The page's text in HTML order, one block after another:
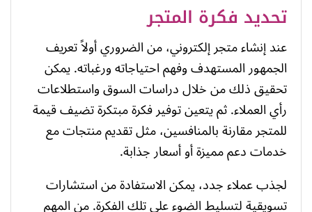
تحديد فكرة المتجر
عند إنشاء متجر إلكتروني، من الضروري أولاً تعريف
الجمهور المستهدف وفهم احتياجاته ورغباته. يمكن
تحقيق ذلك من خلال دراسات السوق واستطلاعات
رأي العملاء. ثم يتعين توفير فكرة مبتكرة تضيف قيمة
للمتجر مقارنة بالمنافسين، مثل تقديم منتجات مع
خدمات دعم مميزة أو أسعار جذابة.
لجذب عملاء جدد، يمكن الاستفادة من استشارات
تسويقية لتسليط الضوء على تلك الفكرة. من المهم